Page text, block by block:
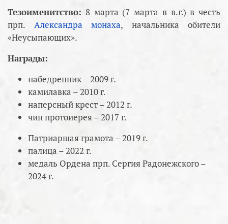
Тезоименитство: 8 марта (7 марта в в.г.) в честь
прп. Александра монаха, начальника обители
«Неусыпающих».
Награды:
набедренник – 2009 г.
камилавка – 2010 г.
наперсный крест – 2012 г.
чин протоиерея – 2017 г.
Патриаршая грамота – 2019 г.
палица – 2022 г.
медаль Ордена прп. Сергия Радонежского –
2024 г.